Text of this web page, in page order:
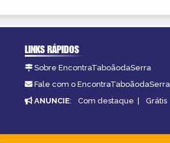
LINKS RÁPIDOS
Sobre EncontraTaboãodaSerra
Fale com o EncontraTaboãodaSerra
ANUNCIE: Com destaque | Grátis